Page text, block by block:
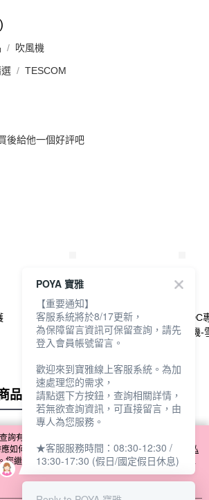
吹風機
TESCOM
後給他一個好評吧
TESCOM沙龍速乾修
護離子吹風機-白
NT$4,990
TESCOM BLDC
級負離子吹風機-
品 全站排行
詢有關本網站使用 cookie 方式之詳情，及若您不希
如何變更電腦的 cookie 設定，請參閱本網站「
隱私
您繼續使用本網站即表示您同意本公司得按本網站使
cookie。
POYA 寶雅
【重要通知】
客服系統將於8/17更新，
為保障留言資訊可保留查詢，請先
登入會員帳號留言。
歡迎來到寶雅線上客服系統。為加
速處理您的需求，
請點選下方按鈕，查詢相關詳情，
若無欲查詢資訊，可直接留言，由
專人為您服務。
★客服服務時間：08:30-12:30 /
13:30-17:30 (假日/國定假日休息)